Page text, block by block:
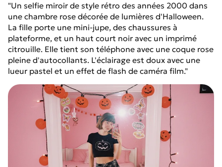
"Un selfie miroir de style rétro des années 2000 dans
une chambre rose décorée de lumières d'Halloween.
La fille porte une mini-jupe, des chaussures à
plateforme, et un haut court noir avec un imprimé
citrouille. Elle tient son téléphone avec une coque rose
pleine d'autocollants. L'éclairage est doux avec une
lueur pastel et un effet de flash de caméra film."